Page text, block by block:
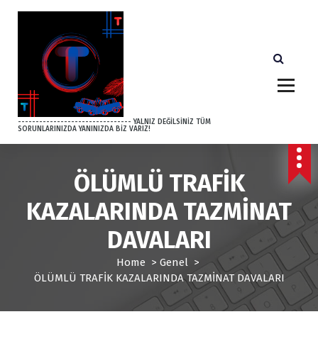
t
-------------------------------- YALNIZ DEĞİLSİNİZ TÜM
SORUNLARINIZDA YANINIZDA BİZ VARIZ!
ÖLÜMLÜ TRAFİK
KAZALARINDA TAZMİNAT
DAVALARI
Home > Genel>
ÖLÜMLÜ TRAFİK KAZALARINDA TAZMİNAT DAVALARI